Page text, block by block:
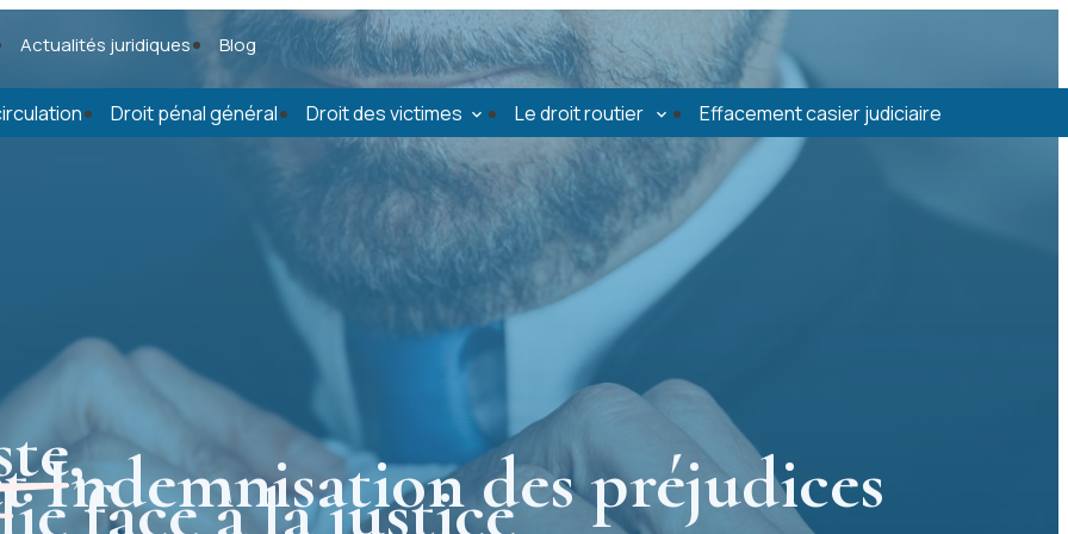
Actualités juridiques Blog
Droit pénal général Droit des victimes Le droit routier Effacement casier judiciaire
,
Indemnisation des préjudices
face à la justice